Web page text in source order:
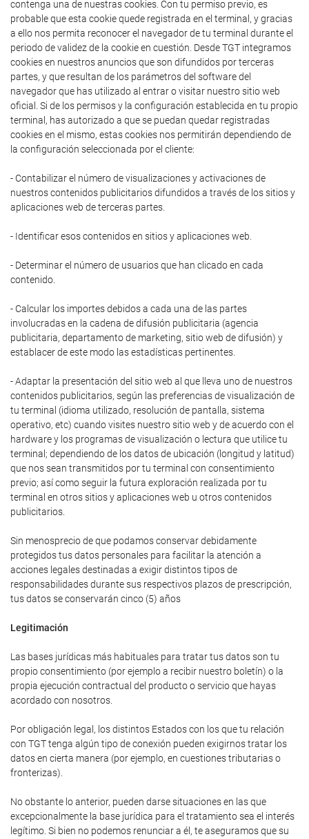
contenga una de nuestras cookies. Con tu permiso previo, es
probable que esta cookie quede registrada en el terminal, y gracias
a ello nos permita reconocer el navegador de tu terminal durante el
periodo de validez de la cookie en cuestión. Desde TGT integramos
cookies en nuestros anuncios que son difundidos por terceras
partes, y que resultan de los parámetros del software del
navegador que has utilizado al entrar o visitar nuestro sitio web
oficial. Si de los permisos y la configuración establecida en tu propio
terminal, has autorizado a que se puedan quedar registradas
cookies en el mismo, estas cookies nos permitirán dependiendo de
la configuración seleccionada por el cliente:
- Contabilizar el número de visualizaciones y activaciones de
nuestros contenidos publicitarios difundidos a través de los sitios y
aplicaciones web de terceras partes.
- Identificar esos contenidos en sitios y aplicaciones web.
- Determinar el número de usuarios que han clicado en cada
contenido.
- Calcular los importes debidos a cada una de las partes
involucradas en la cadena de difusión publicitaria (agencia
publicitaria, departamento de marketing, sitio web de difusión) y
establacer de este modo las estadísticas pertinentes.
- Adaptar la presentación del sitio web al que lleva uno de nuestros
contenidos publicitarios, según las preferencias de visualización de
tu terminal (idioma utilizado, resolución de pantalla, sistema
operativo, etc) cuando visites nuestro sitio web y de acuerdo con el
hardware y los programas de visualización o lectura que utilice tu
terminal; dependiendo de los datos de ubicación (longitud y latitud)
que nos sean transmitidos por tu terminal con consentimiento
previo; así como seguir la futura exploración realizada por tu
terminal en otros sitios y aplicaciones web u otros contenidos
publicitarios.
Sin menosprecio de que podamos conservar debidamente
protegidos tus datos personales para facilitar la atención a
acciones legales destinadas a exigir distintos tipos de
responsabilidades durante sus respectivos plazos de prescripción,
tus datos se conservarán cinco (5) años
Legitimación
Las bases jurídicas más habituales para tratar tus datos son tu
propio consentimiento (por ejemplo a recibir nuestro boletín) o la
propia ejecución contractual del producto o servicio que hayas
acordado con nosotros.
Por obligación legal, los distintos Estados con los que tu relación
con TGT tenga algún tipo de conexión pueden exigirnos tratar los
datos en cierta manera (por ejemplo, en cuestiones tributarias o
fronterizas).
No obstante lo anterior, pueden darse situaciones en las que
excepcionalmente la base jurídica para el tratamiento sea el interés
legítimo. Si bien no podemos renunciar a él, te aseguramos que su